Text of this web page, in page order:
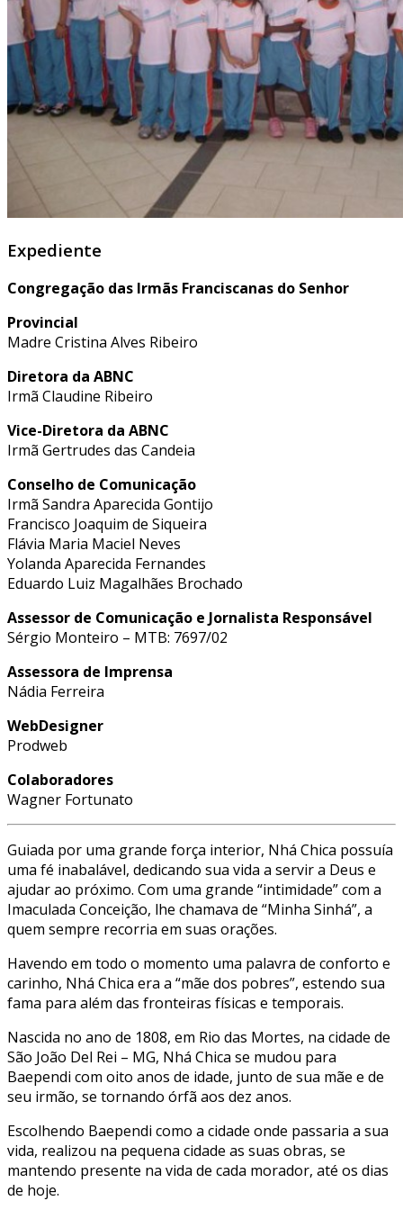
Expediente
Congregação das Irmãs Franciscanas do Senhor
Provincial
Madre Cristina Alves Ribeiro
Diretora da ABNC
Irmã Claudine Ribeiro
Vice-Diretora da ABNC
Irmã Gertrudes das Candeia
Conselho de Comunicação
Irmã Sandra Aparecida Gontijo
Francisco Joaquim de Siqueira
Flávia Maria Maciel Neves
Yolanda Aparecida Fernandes
Eduardo Luiz Magalhães Brochado
Assessor de Comunicação e Jornalista Responsável
Sérgio Monteiro – MTB: 7697/02
Assessora de Imprensa
Nádia Ferreira
WebDesigner
Prodweb
Colaboradores
Wagner Fortunato
Guiada por uma grande força interior, Nhá Chica possuía
uma fé inabalável, dedicando sua vida a servir a Deus e
ajudar ao próximo. Com uma grande “intimidade” com a
Imaculada Conceição, lhe chamava de “Minha Sinhá”, a
quem sempre recorria em suas orações.
Havendo em todo o momento uma palavra de conforto e
carinho, Nhá Chica era a “mãe dos pobres”, estendo sua
fama para além das fronteiras físicas e temporais.
Nascida no ano de 1808, em Rio das Mortes, na cidade de
São João Del Rei – MG, Nhá Chica se mudou para
Baependi com oito anos de idade, junto de sua mãe e de
seu irmão, se tornando órfã aos dez anos.
Escolhendo Baependi como a cidade onde passaria a sua
vida, realizou na pequena cidade as suas obras, se
mantendo presente na vida de cada morador, até os dias
de hoje.